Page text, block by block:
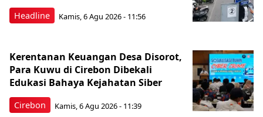
Headline Kamis, 6 Agu 2026 - 11:56
Cirebon
Kerentanan Keuangan Desa Disorot,
Para Kuwu di Cirebon Dibekali
Edukasi Bahaya Kejahatan Siber
Kamis, 6 Agu 2026 - 11:39